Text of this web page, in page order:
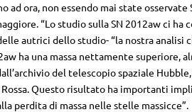
ad ora, non essendo mai state osservate
“Lo studio sulla SN 2012aw ci ha
autrici dello studio- “la nostra analisi
ha una massa nettamente superiore,
del telescopio spaziale
Questo risultato ha importanti
perdita di massa nelle stelle massicce”.